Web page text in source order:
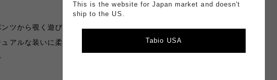
ツから覗く遊び心のあるモチー
アルな装いに柔らかなアクセン
This is the website for Japan market and doesn't
ship to the US.
Tabio USA